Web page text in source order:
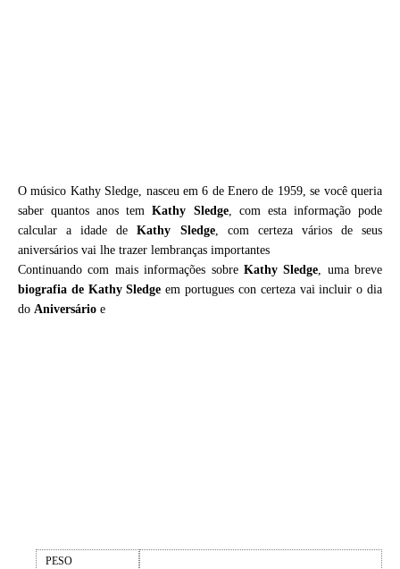
O músico Kathy Sledge, nasceu em 6 de Enero de 1959, se você queria
saber quantos anos temKathy Sledge, com esta informação pode
calcular a idade deKathy Sledge, com certeza vários de seus
aniversários vai lhe trazer lembranças importantes
Continuando com mais informações sobre Kathy Sledge, uma breve
biografia de Kathy Sledge em portugues con certeza vai incluir o dia
do Aniversário e
PESO